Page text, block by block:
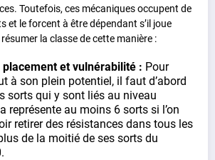
Toutefois, ces mécaniques occupent de
et le forcent à être dépendant s’il joue
la classe de cette manière :
placement et vulnérabilité : Pour
à son plein potentiel, il faut d’abord
sorts qui y sont liés au niveau
représente au moins 6 sorts si l’on
retirer des résistances dans tous les
de la moitié de ses sorts du